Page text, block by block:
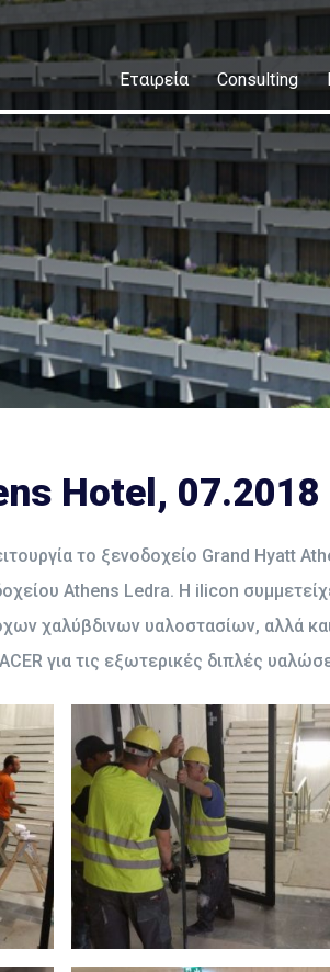
Εταιρεία Consulting
Hotel, 07.2018
το ξενοδοχείο Grand Hyatt
Athens Ledra. Η ilicon
χαλύβδινων υαλοστασίων, αλλά
για τις εξωτερικές διπλές